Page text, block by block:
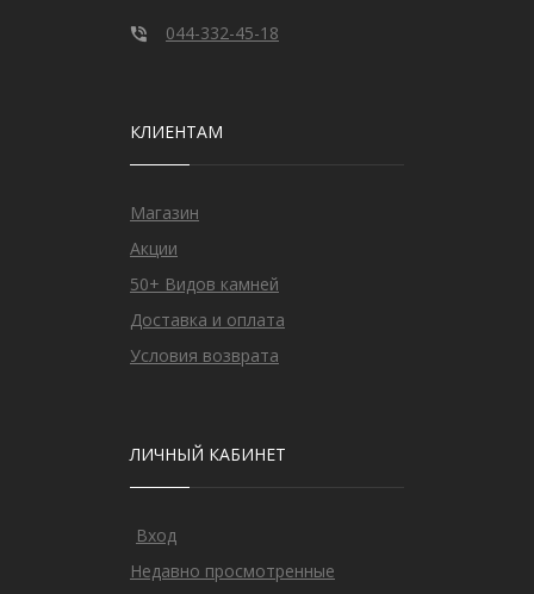
044-332-45-18
КЛИЕНТАМ
Магазин
Акции
50+ Видов камней
Доставка и оплата
Условия возврата
ЛИЧНЫЙ КАБИНЕТ
Вход
Недавно просмотренные